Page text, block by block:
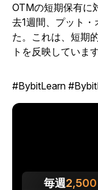
OTMの短期保有に
去1週間、プット
た。これは、短期
トを反映しています
#BybitLearn
毎週2,500